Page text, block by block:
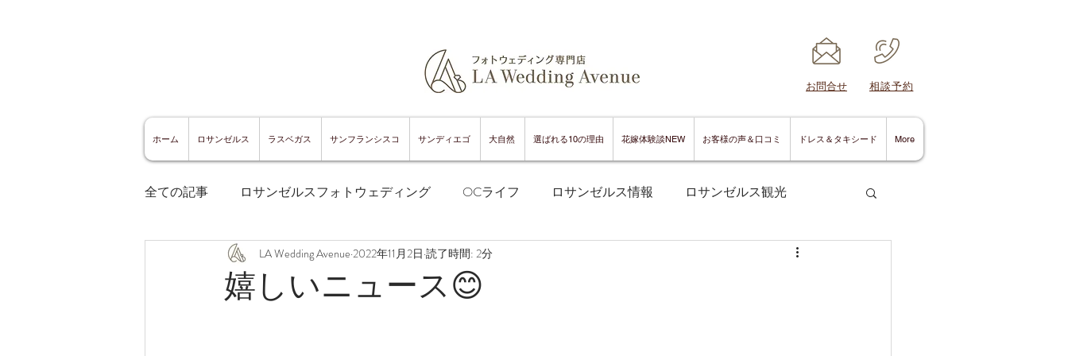
​お問合せ ​相談予約
ホーム ロサンゼルス ラスベガス サンフランシスコ サンディエゴ 大自然 選ばれる10の理由 花嫁体験談NEW お客様の声＆口コミ ドレス＆タキシード More
全ての記事 ロサンゼルスフォトウェディング OCライフ ロサンゼルス情報 ロサンゼルス観光
ロサンゼルスグルメ サンフランシスコフォトウェディング
嬉しいニュース😊
LA Wedding Avenue 2022年11月2日 読了時間: 2分